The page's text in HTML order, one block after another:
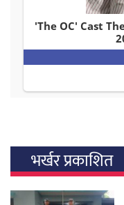
भर्खर प्रकाशित